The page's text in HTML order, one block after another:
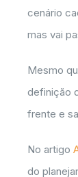
cenário
mas vai
Mesmo
definição
frente e
No artigo
do